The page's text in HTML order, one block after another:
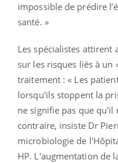
impossible de prédire
santé. »
Les spécialistes attirent
sur les risques liés à un
traitement : « Les
lorsqu'ils stoppent la
ne signifie pas que qu'il
contraire, insiste Dr
microbiologie de
HP. L'augmentation de